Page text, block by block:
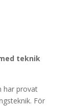
teknik
har provat
För